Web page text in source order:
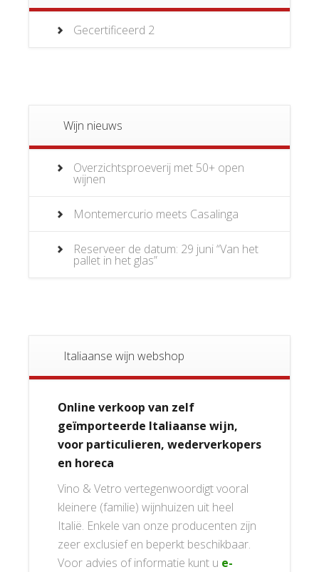
Gecertificeerd 2
Wijn nieuws
Overzichtsproeverij met 50+ open
wijnen
Montemercurio meets Casalinga
Reserveer de datum: 29 juni “Van het
pallet in het glas”
Italiaanse wijn webshop
Online verkoop van zelf
geïmporteerde Italiaanse wijn,
voor particulieren, wederverkopers
en horeca
Vino & Vetro vertegenwoordigt vooral
kleinere (familie) wijnhuizen uit heel
Italië. Enkele van onze producenten zijn
zeer exclusief en beperkt beschikbaar.
Voor advies of informatie kunt u e-